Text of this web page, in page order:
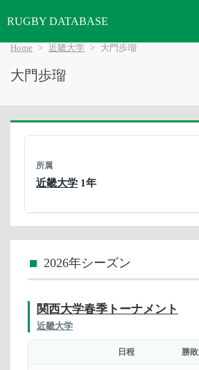
RUGBY DATABASE
Home 近畿大学 大門歩瑠
大門歩瑠
所属
近畿大学 1年
2026年シーズン
関西大学春季トーナメント
近畿大学
日程 勝敗